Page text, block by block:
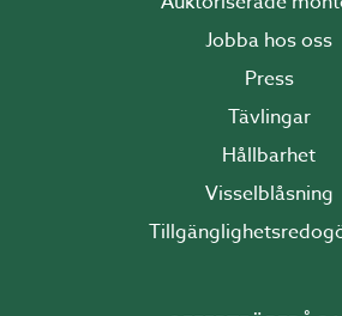
Jobba hos oss
Press
Tävlingar
Hållbarhet
Visselblåsning